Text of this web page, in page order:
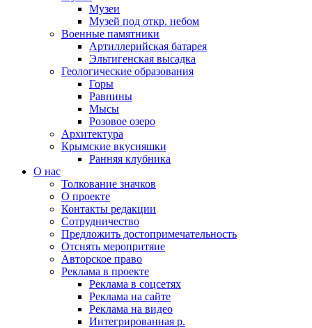
Музеи
Музей под откр. небом
Военные памятники
Артиллерийская батарея
Эльтигенская высадка
Геологические образования
Горы
Равнины
Мысы
Розовое озеро
Архитектура
Крымские вкусняшки
Ранняя клубника
О нас
Толкование значков
О проекте
Контакты редакции
Сотрудничество
Предложить достопримечательность
Отснять меропритяие
Авторское право
Реклама в проекте
Реклама в соцсетях
Реклама на сайте
Реклама на видео
Интегрированная р.